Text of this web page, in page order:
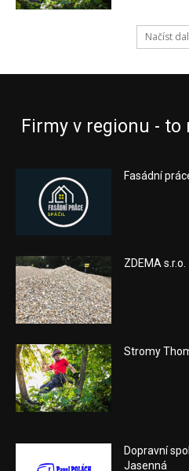
Načíst
Firmy v regionu - to
Fasádní
ZDEMA
Stromy
Dopravní
Jasenná